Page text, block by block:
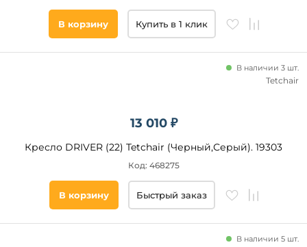
В корзину Купить в 1 клик
13 010 ₽
Кресло DRIVER (22) Tetchair (Черный,Серый). 19303
В наличии 3 шт.
Код: 468275
Tetchair
В корзину Быстрый заказ
В наличии 5 шт.